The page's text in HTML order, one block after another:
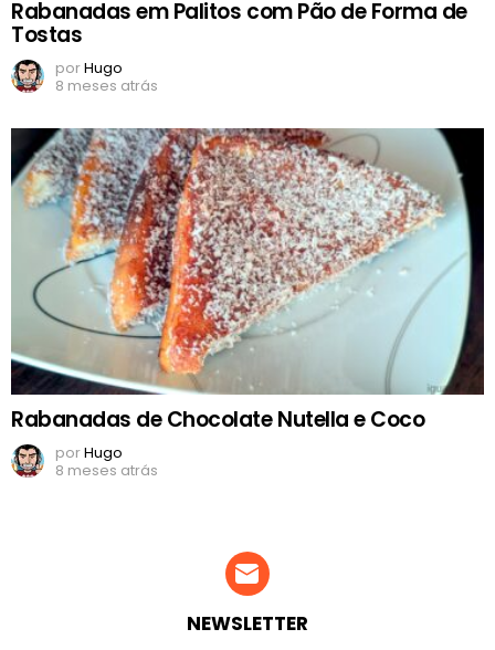
Rabanadas em Palitos com Pão de Forma de
Tostas
porHugo
8 meses atrás
Rabanadas de Chocolate Nutella e Coco
porHugo
8 meses atrás
NEWSLETTER